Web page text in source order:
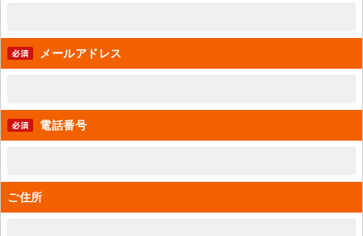
メールアドレス
電話番号
ご住所